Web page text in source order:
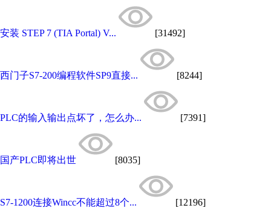
安装 STEP 7 (TIA Portal) V... [31492]
西门子S7-200编程软件SP9直接... [8244]
PLC的输入输出点坏了，怎么办... [7391]
国产PLC即将出世 [8035]
S7-1200连接Wincc不能超过8个... [12196]